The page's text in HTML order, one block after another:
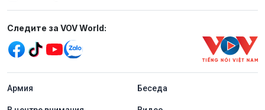
Mạng xã hội
Следите за VOV World:
menu footer tiếng Nga
Aрмия Беседа